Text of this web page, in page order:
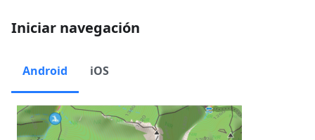
Iniciar navegación
Android iOS